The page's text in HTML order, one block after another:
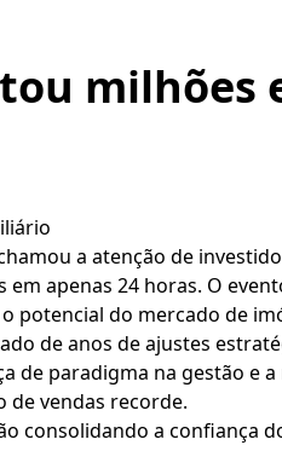
milhões
a atenção de
apenas 24 horas. O
potencial do mercado de
de anos de ajustes
de paradigma na gestão e
vendas recorde.
consolidando a confiança